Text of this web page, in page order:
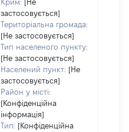
Крим: [Не
застосовується]
Територіальна громада:
[Не застосовується]
Тип населеного пункту:
[Не застосовується]
Населений пункт: [Не
застосовується]
Район у місті:
[Конфіденційна
інформація]
Тип: [Конфіденційна